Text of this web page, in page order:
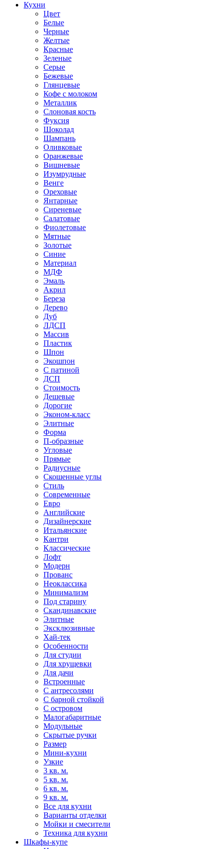
Кухни
Цвет
Белые
Черные
Желтые
Красные
Зеленые
Серые
Бежевые
Глянцевые
Кофе с молоком
Металлик
Слоновая кость
Фуксия
Шоколад
Шампань
Оливковые
Оранжевые
Вишневые
Изумрудные
Венге
Ореховые
Янтарные
Сиреневые
Салатовые
Фиолетовые
Мятные
Золотые
Синие
Материал
МДФ
Эмаль
Акрил
Береза
Дерево
Дуб
ЛДСП
Массив
Пластик
Шпон
Экошпон
С патиной
ДСП
Стоимость
Дешевые
Дорогие
Эконом-класс
Элитные
Форма
П-образные
Угловые
Прямые
Радиусные
Скошенные углы
Стиль
Современные
Евро
Английские
Дизайнерские
Итальянские
Кантри
Классические
Лофт
Модерн
Прованс
Неоклассика
Минимализм
Под старину
Скандинавские
Элитные
Эксклюзивные
Хай-тек
Особенности
Для студии
Для хрущевки
Для дачи
Встроенные
С антресолями
С барной стойкой
С островом
Малогабаритные
Модульные
Скрытые ручки
Размер
Мини-кухни
Узкие
3 кв. м.
5 кв. м.
6 кв. м.
9 кв. м.
Все для кухни
Варианты отделки
Мойки и смесители
Техника для кухни
Шкафы-купе